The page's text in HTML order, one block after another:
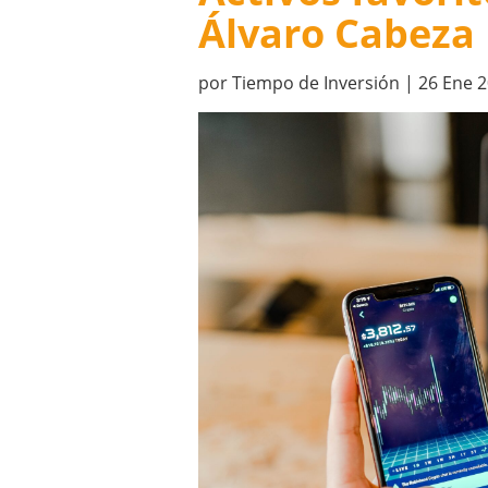
Álvaro Cabeza
porTiempo de Inversión | 26 Ene